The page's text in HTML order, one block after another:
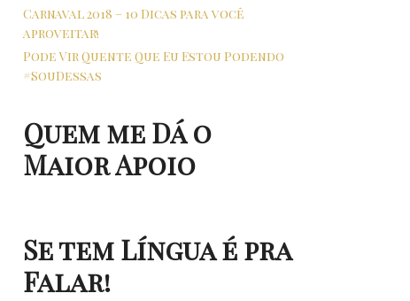
Carnaval 2018 – 10 Dicas para você
aproveitar!
Pode Vir Quente Que Eu Estou Podendo
#SouDessas
Quem me Dá o
Maior Apoio
Se tem Língua é pra
Falar!